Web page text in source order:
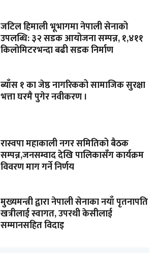
जटिल हिमाली भूभागमा नेपाली सेनाको
उपलब्धि: ३२ सडक आयोजना सम्पन्न, १,४११
किलोमिटरभन्दा बढी सडक निर्माण
ब्याँस १ का जेष्ठ नागरिकको सामाजिक सुरक्षा
भत्ता घरमै पुगेर नवीकरण ।
रास्वपा महाकाली नगर समितिको बैठक
सम्पन्न,जनसम्वाद देखि पालिकासँग कार्यक्रम
विवरण माग गर्ने निर्णय
मुख्यमन्त्री द्वारा नेपाली सेनाका नयाँ पृतनापति
खत्रीलाई स्वागत, उपरथी केसीलाई
सम्मानसहित विदाइ